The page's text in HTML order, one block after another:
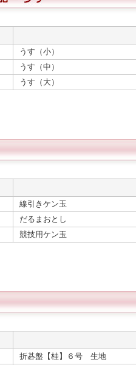
うす（小）
うす（中）
うす（大）
線引きケン玉
だるまおとし
競技用ケン玉
折碁盤【桂】６号 生地